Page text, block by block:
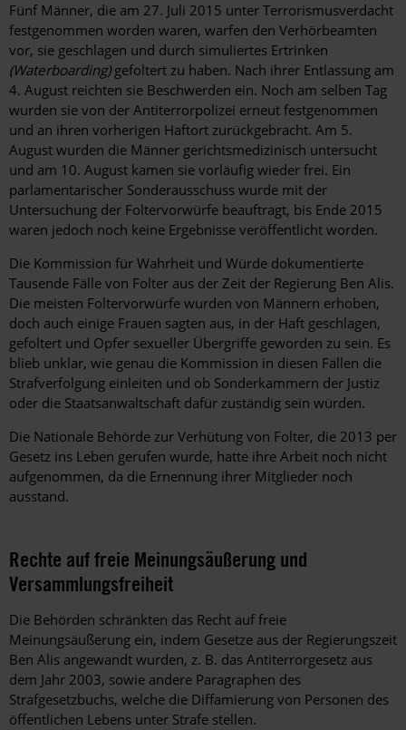
Fünf Männer, die am 27. Juli 2015 unter Terrorismusverdacht
festgenommen worden waren, warfen den Verhörbeamten
vor, sie geschlagen und durch simuliertes Ertrinken
(Waterboarding)gefoltert zu haben. Nach ihrer Entlassung am
4. August reichten sie Beschwerden ein. Noch am selben Tag
wurden sie von der Antiterrorpolizei erneut festgenommen
und an ihren vorherigen Haftort zurückgebracht. Am 5.
August wurden die Männer gerichtsmedizinisch untersucht
und am 10. August kamen sie vorläufig wieder frei. Ein
parlamentarischer Sonderausschuss wurde mit der
Untersuchung der Foltervorwürfe beauftragt, bis Ende 2015
waren jedoch noch keine Ergebnisse veröffentlicht worden.
Die Kommission für Wahrheit und Würde dokumentierte
Tausende Fälle von Folter aus der Zeit der Regierung Ben Alis.
Die meisten Foltervorwürfe wurden von Männern erhoben,
doch auch einige Frauen sagten aus, in der Haft geschlagen,
gefoltert und Opfer sexueller Übergriffe geworden zu sein. Es
blieb unklar, wie genau die Kommission in diesen Fällen die
Strafverfolgung einleiten und ob Sonderkammern der Justiz
oder die Staatsanwaltschaft dafür zuständig sein würden.
Die Nationale Behörde zur Verhütung von Folter, die 2013 per
Gesetz ins Leben gerufen wurde, hatte ihre Arbeit noch nicht
aufgenommen, da die Ernennung ihrer Mitglieder noch
ausstand.
Rechte auf freie Meinungsäußerung und
Versammlungsfreiheit
Die Behörden schränkten das Recht auf freie
Meinungsäußerung ein, indem Gesetze aus der Regierungszeit
Ben Alis angewandt wurden, z. B. das Antiterrorgesetz aus
dem Jahr 2003, sowie andere Paragraphen des
Strafgesetzbuchs, welche die Diffamierung von Personen des
öffentlichen Lebens unter Strafe stellen.